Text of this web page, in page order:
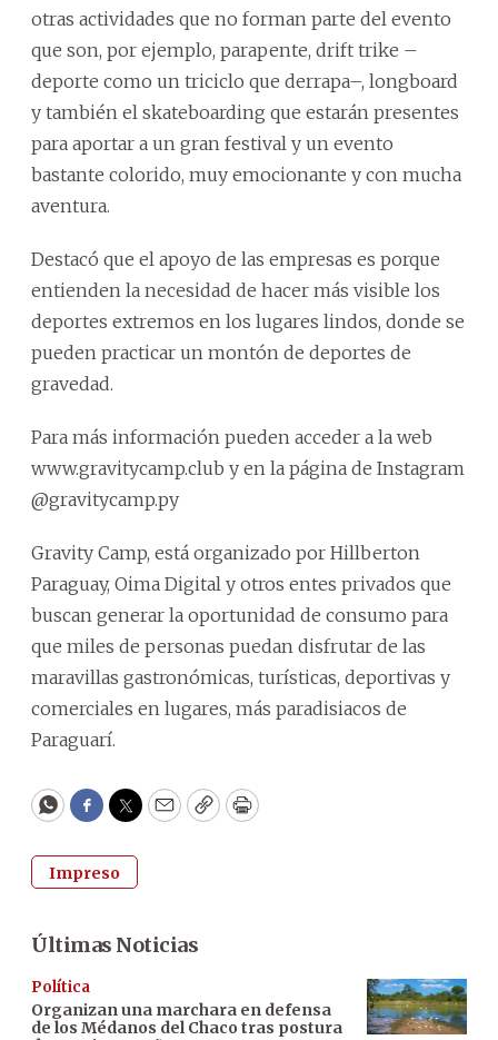
otras actividades que no forman parte del evento
que son, por ejemplo, parapente, drift trike –
deporte como un triciclo que derrapa–, longboard
y también el skateboarding que estarán presentes
para aportar a un gran festival y un evento
bastante colorido, muy emocionante y con mucha
aventura.
Destacó que el apoyo de las empresas es porque
entienden la necesidad de hacer más visible los
deportes extremos en los lugares lindos, donde se
pueden practicar un montón de deportes de
gravedad.
Para más información pueden acceder a la web
www.gravitycamp.club y en la página de Instagram
@gravitycamp.py
Gravity Camp, está organizado por Hillberton
Paraguay, Oima Digital y otros entes privados que
buscan generar la oportunidad de consumo para
que miles de personas puedan disfrutar de las
maravillas gastronómicas, turísticas, deportivas y
comerciales en lugares, más paradisiacos de
Paraguarí.
WhatsApp
Facebook
Twitter
EmailCopyPrint
Impreso
Últimas Noticias
Política
Organizan una marchara en defensa
de los Médanos del Chaco tras postura